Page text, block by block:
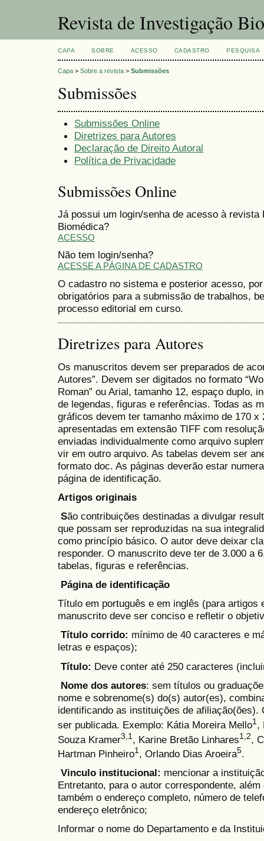
Revista de Investigação
CAPA SOBRE ACESSO CADASTRO PESQUISA
Capa > Sobre a revista > Submissões
Submissões
Submissões Online
Diretrizes para Autores
Declaração de Direito Autoral
Política de Privacidade
Submissões Online
Já possui um login/senha de acesso à revista
Biomédica?
ACESSO
Não tem login/senha?
ACESSE A PÁGINA DE CADASTRO
O cadastro no sistema e posterior acesso,
obrigatórios para a submissão de trabalhos,
processo editorial em curso.
Diretrizes para Autores
Os manuscritos devem ser preparados de
Autores”. Devem ser digitados no formato
Roman” ou Arial, tamanho 12, espaço duplo,
de legendas, figuras e referências. Todas as
gráficos devem ter tamanho máximo de 170
apresentadas em extensão TIFF com
enviadas individualmente como arquivo
vir em outro arquivo. As tabelas devem ser
formato doc. As páginas deverão estar
página de identificação.
Artigos originais
São contribuições destinadas a divulgar
que possam ser reproduzidas na sua
como princípio básico. O autor deve deixar
responder. O manuscrito deve ter de 3.000 a
tabelas, figuras e referências.
Página de identificação
Título em português e em inglês (para
manuscrito deve ser conciso e refletir o
Título corrido: mínimo de 40 caracteres e
letras e espaços);
Título: Deve conter até 250 caracteres
Nome dos autores: sem títulos ou
nome e sobrenome(s) do(s) autor(es),
identificando as instituições de
ser publicada. Exemplo: Kátia Moreira Mello1 ,
Souza Kramer3,1 , Karine Bretão Linhares1,2,
Hartman Pinheiro1, Orlando Dias Aroeira5.
Vinculo institucional: mencionar a
Entretanto, para o autor correspondente,
também o endereço completo, número de
endereço eletrônico;
Informar o nome do Departamento e da